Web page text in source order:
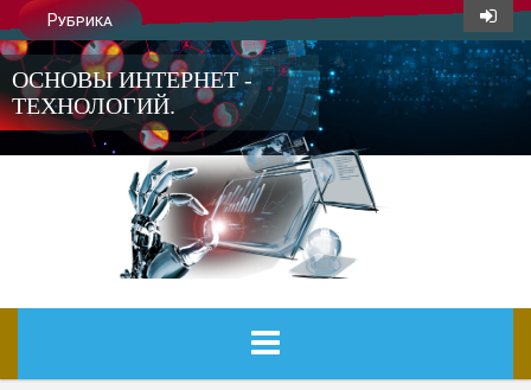
Рубрика
ОСНОВЫ ИНТЕРНЕТ -
ТЕХНОЛОГИЙ.